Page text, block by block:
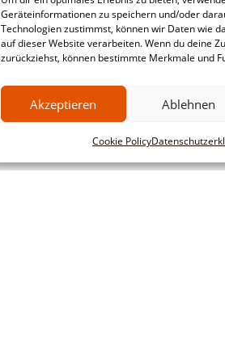
Geräteinformationen zu speichern und/oder
Technologien zustimmst, können wir Daten wie
auf dieser Website verarbeiten. Wenn du deine
zurückziehst, können bestimmte Merkmale und
Akzeptieren Ablehnen
Cookie Policy